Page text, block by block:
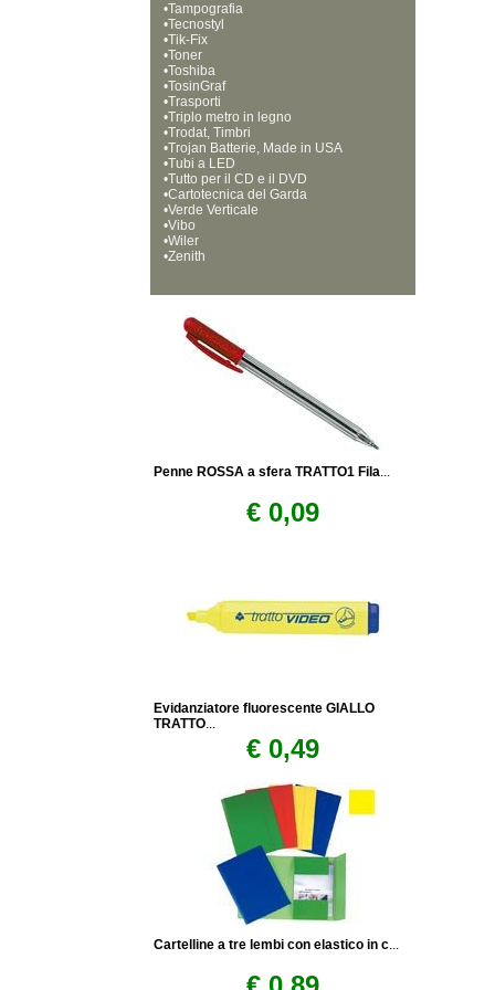
•Tampografia
•Tecnostyl
•Tik-Fix
•Toner
•Toshiba
•TosinGraf
•Trasporti
•Triplo metro in legno
•Trodat, Timbri
•Trojan Batterie, Made in USA
•Tubi a LED
•Tutto per il CD e il DVD
•Cartotecnica del Garda
•Verde Verticale
•Vibo
•Wiler
•Zenith
Penne ROSSA a sfera TRATTO1 Fila...
€ 0,09
Evidanziatore fluorescente GIALLO
TRATTO...
€ 0,49
Cartelline a tre lembi con elastico in c...